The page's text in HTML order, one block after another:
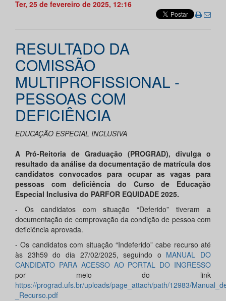
Ter, 25 de fevereiro de 2025, 12:16
RESULTADO DA
COMISSÃO
MULTIPROFISSIONAL -
PESSOAS COM
DEFICIÊNCIA
EDUCAÇÃO ESPECIAL INCLUSIVA
A Pró-Reitoria de Graduação (PROGRAD), divulga o
resultado da análise da documentação de matrícula dos
candidatos convocados para ocupar as vagas para
pessoas com deficiência do Curso de Educação
Especial Inclusiva do PARFOR EQUIDADE 2025.
- Os candidatos com situação “Deferido” tiveram a
documentação de comprovação da condição de pessoa com
deficiência aprovada.
- Os candidatos com situação “Indeferido” cabe recurso até
às 23h59 do dia 27/02/2025, seguindo o MANUAL DO
CANDIDATO PARA ACESSO AO PORTAL DO INGRESSO
por meio do link
https://prograd.ufs.br/uploads/page_attach/path/12983/
_Recurso.pdf